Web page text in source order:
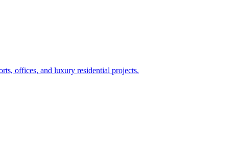
offices, and luxury residential projects.